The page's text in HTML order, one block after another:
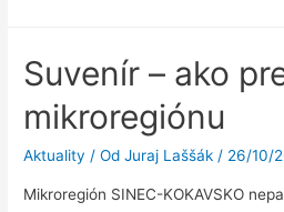
Suvenír – ako
mikroregiónu
Aktuality / Od Juraj Laššák / 26/10/
Mikroregión SINEC-KOKAVSKO